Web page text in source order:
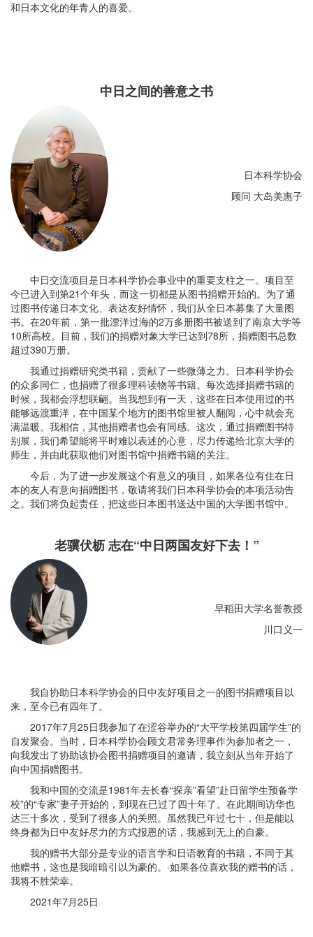
和日本文化的年青人的喜爱。
中日之间的善意之书
日本科学协会
顾问 大岛美惠子
中日交流项目是日本科学协会事业中的重要支柱之一。项目至
今已进入到第21个年头，而这一切都是从图书捐赠开始的。为了通
过图书传递日本文化、表达友好情怀，我们从全日本募集了大量图
书。在20年前，第一批漂洋过海的2万多册图书被送到了南京大学等
10所高校。目前，我们的捐赠对象大学已达到78所，捐赠图书总数
超过390万册。
我通过捐赠研究类书籍，贡献了一些微薄之力。日本科学协会
的众多同仁，也捐赠了很多理科读物等书籍。每次选择捐赠书籍的
时候，我都会浮想联翩。当我想到有一天，这些在日本使用过的书
能够远渡重洋，在中国某个地方的图书馆里被人翻阅，心中就会充
满温暖。我相信，其他捐赠者也会有同感。这次，通过捐赠图书特
别展，我们希望能将平时难以表述的心意，尽力传递给北京大学的
师生，并由此获取他们对图书馆中捐赠书籍的关注。
今后，为了进一步发展这个有意义的项目，如果各位有住在日
本的友人有意向捐赠图书，敬请将我们日本科学协会的本项活动告
之。我们将负起责任，把这些日本图书送达中国的大学图书馆中。
老骥伏枥 志在“中日两国友好下去！”
早稻田大学名誉教授
川口义一
我自协助日本科学协会的日中友好项目之一的图书捐赠项目以
来，至今已有四年了。
2017年7月25日我参加了在涩谷举办的“大平学校第四届学生”的
自发聚会。当时，日本科学协会顾文君常务理事作为参加者之一，
向我发出了协助该协会图书捐赠项目的邀请，我立刻从当年开始了
向中国捐赠图书。
我和中国的交流是1981年去长春“探亲”看望”赴日留学生预备学
校”的“专家”妻子开始的，到现在已过了四十年了。在此期间访华也
达三十多次，受到了很多人的关照。虽然我已年过七十，但是能以
终身都为日中友好尽力的方式报恩的话，我感到无上的自豪。
我的赠书大部分是专业的语言学和日语教育的书籍，不同于其
他赠书，这也是我暗暗引以为豪的。·如果各位喜欢我的赠书的话，
我将不胜荣幸。
2021年7月25日